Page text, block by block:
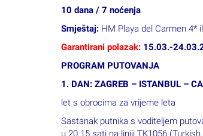
Garantirani polazak:
PROGRAM PUTOVANJA
1. DAN: ZAGREB – ISTANBUL –
let s obrocima za vrijeme leta
Sastanak putnika s voditeljem
nastavak leta za Cancun u 2.30
2. DAN: CANCUN - PLAYA DEL